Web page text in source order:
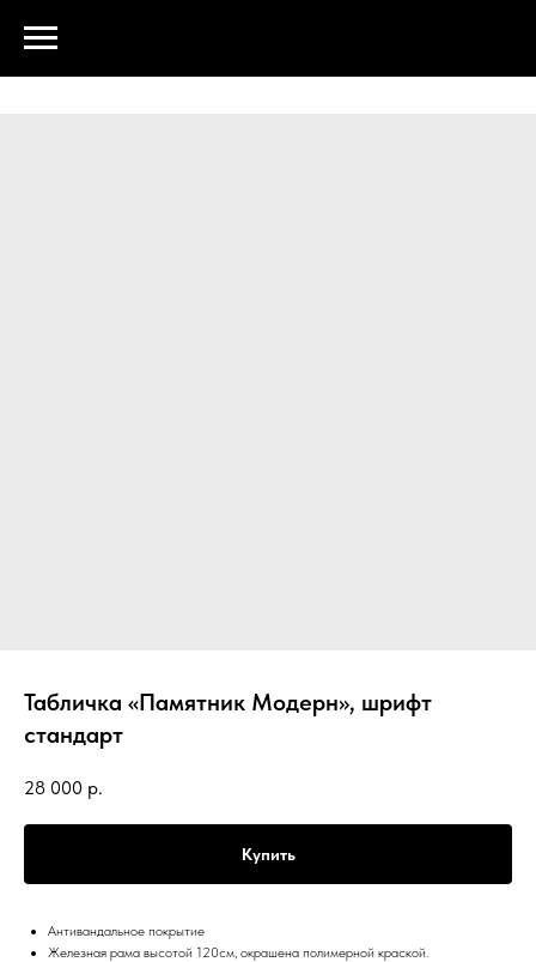
Табличка «Памятник Модерн», шрифт
стандарт
28 000 р.
Купить
Антивандальное покрытие
Железная рама высотой 120см, окрашена полимерной краской.